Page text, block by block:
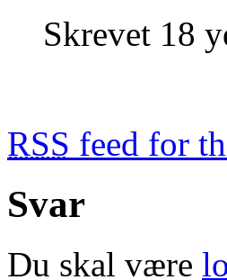
Skrevet 18
RSS feed for
Svar
Du skal være